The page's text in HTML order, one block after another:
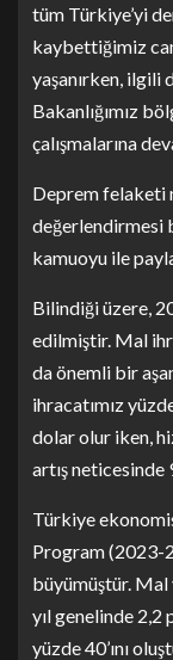
tüm Türkiye’yi
kaybettiğimiz
yaşanırken, ilgili
Bakanlığımız
çalışmalarına
Deprem felaketi
değerlendirmesi
kamuoyu ile
Bilindiği üzere,
edilmiştir. Mal
da önemli bir
ihracatımız
dolar olur iken,
artış
Türkiye
Program (2023-
büyümüştür. Mal
yıl genelinde
yüzde 40’ını